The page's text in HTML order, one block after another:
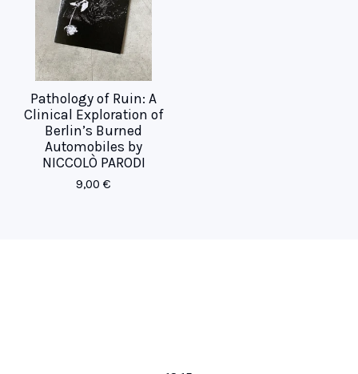
Pathology of Ruin: A
Clinical Exploration of
Berlin’s Burned
Automobiles by
NICCOLÒ PARODI
9,00 €